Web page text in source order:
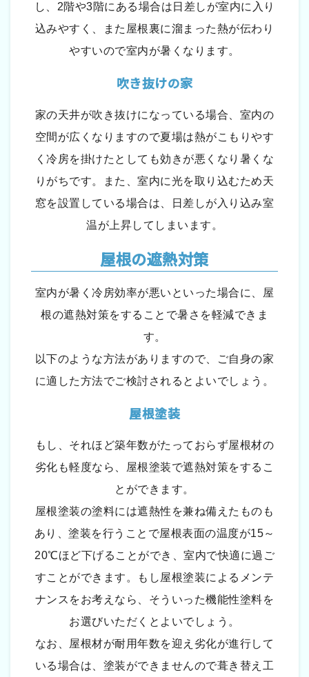
し、2階や3階にある場合は日差しが室内に入り
込みやすく、また屋根裏に溜まった熱が伝わり
やすいので室内が暑くなります。
吹き抜けの家
家の天井が吹き抜けになっている場合、室内の
空間が広くなりますので夏場は熱がこもりやす
く冷房を掛けたとしても効きが悪くなり暑くな
りがちです。また、室内に光を取り込むため天
窓を設置している場合は、日差しが入り込み室
温が上昇してしまいます。
屋根の遮熱対策
室内が暑く冷房効率が悪いといった場合に、屋
根の遮熱対策をすることで暑さを軽減できま
す。
以下のような方法がありますので、ご自身の家
に適した方法でご検討されるとよいでしょう。
屋根塗装
もし、それほど築年数がたっておらず屋根材の
劣化も軽度なら、屋根塗装で遮熱対策をするこ
とができます。
屋根塗装の塗料には遮熱性を兼ね備えたものも
あり、塗装を行うことで屋根表面の温度が15～
20℃ほど下げることができ、室内で快適に過ご
すことができます。もし屋根塗装によるメンテ
ナンスをお考えなら、そういった機能性塗料を
お選びいただくとよいでしょう。
なお、屋根材が耐用年数を迎え劣化が進行して
いる場合は、塗装ができませんので葺き替え工